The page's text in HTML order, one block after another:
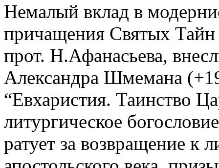
Немалый вклад в
причащения Святых
прот. Н.Афанасьева,
Александра Шмемана
“Евхаристия. Таинство
литургическое
ратует за возвращение к